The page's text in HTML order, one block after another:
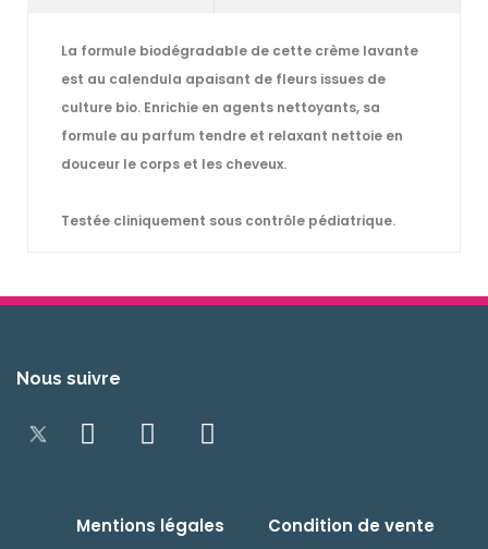
La formule biodégradable de cette crème lavante
est au calendula apaisant de fleurs issues de
culture bio. Enrichie en agents nettoyants, sa
formule au parfum tendre et relaxant nettoie en
douceur le corps et les cheveux.
Testée cliniquement sous contrôle pédiatrique.
Nous suivre
Mentions légales Condition de vente